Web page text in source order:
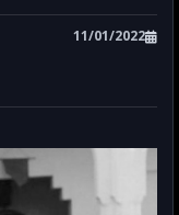
11/01/2022